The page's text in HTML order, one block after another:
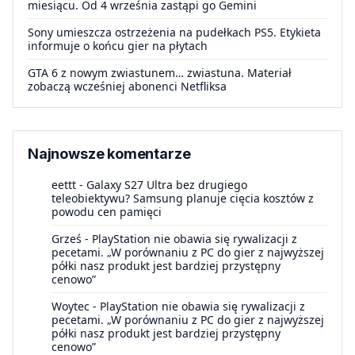
miesiącu. Od 4 września zastąpi go Gemini
Sony umieszcza ostrzeżenia na pudełkach PS5. Etykieta
informuje o końcu gier na płytach
GTA 6 z nowym zwiastunem… zwiastuna. Materiał
zobaczą wcześniej abonenci Netfliksa
Najnowsze komentarze
eettt - Galaxy S27 Ultra bez drugiego
teleobiektywu? Samsung planuje cięcia kosztów z
powodu cen pamięci
Grześ - PlayStation nie obawia się rywalizacji z
pecetami. „W porównaniu z PC do gier z najwyższej
półki nasz produkt jest bardziej przystępny
cenowo”
Woytec - PlayStation nie obawia się rywalizacji z
pecetami. „W porównaniu z PC do gier z najwyższej
półki nasz produkt jest bardziej przystępny
cenowo”